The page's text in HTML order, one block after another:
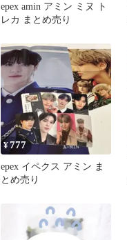
epex amin アミン ミヌ ト
レカ まとめ売り
¥777
epex イペクス アミン ま
とめ売り